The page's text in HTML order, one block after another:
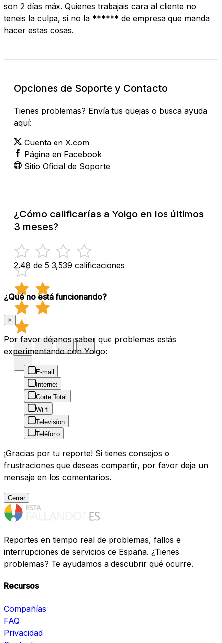
son 2 días máx. Quienes trabajais cara al cliente no
teneis la culpa, si no la ****** de empresa que manda
hacer estas cosas.
Opciones de Soporte y Contacto
Tienes problemas? Envía tus quejas o busca ayuda
aquí:
Cuenta en X.com
Página en Facebook
Sitio Oficial de Soporte
¿Cómo calificarías a Yoigo en los últimos
3 meses?
2.48 de 5 3,539 calificaciones
¿Qué no está funcionando?
×
Por favor déjanos saber que problemas estás
experimentando con Yoigo:
E-mail
Internet
Corte Total
Wi-fi
Televisíon
Teléfono
¡Gracias por tu reporte! Si tienes consejos o
frustraciones que deseas compartir, por favor deja un
mensaje en los comentarios.
Cerrar
Reportes en tiempo real de problemas, fallos e
interrupciones de servicios de España. ¿Tienes
problemas? Te ayudamos a descubrir qué ocurre.
Recursos
Compañías
FAQ
Privacidad